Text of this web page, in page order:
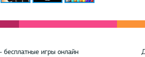
игры онлайн